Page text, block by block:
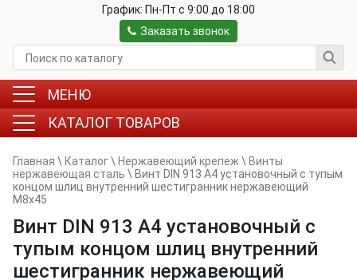
График: Пн-Пт c 9:00 до 18:00
Заказать звонок
МЕНЮ
КАТАЛОГ ТОВАРОВ
Главная \ Каталог\ Нержавеющий крепеж \ Винты
нержавеющая сталь \ Винт DIN 913 A4 установочный с тупым
концом шлиц внутренний шестигранник нержавеющий
M8x45
Винт DIN 913 A4 установочный с
тупым концом шлиц внутренний
шестигранник нержавеющий